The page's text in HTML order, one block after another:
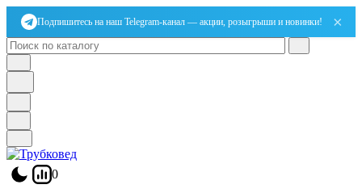
Подпишитесь на наш Telegram-канал — акции, розыгрыши и новинки! ×
0